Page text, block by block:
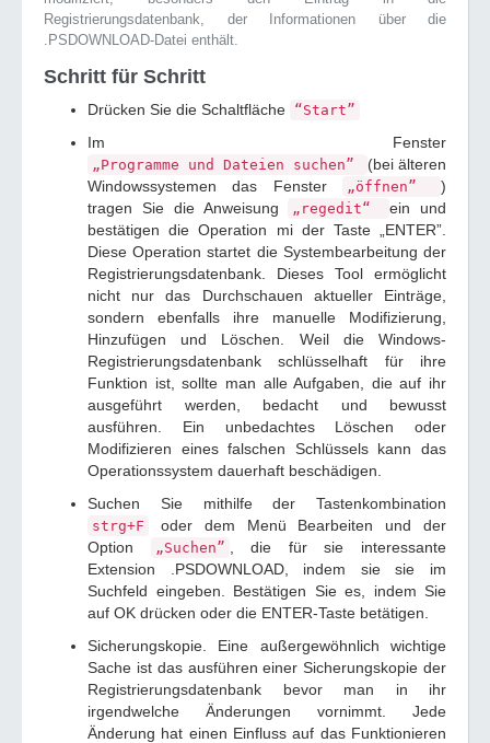
Registrierungsdatenbank, der Informationen über die
.PSDOWNLOAD-Datei enthält.
Schritt für Schritt
Drücken Sie die Schaltfläche “Start”
Im Fenster
„Programme und Dateien suchen”
(bei älteren
Windowssystemen das Fenster
„öffnen”
)
tragen Sie die Anweisung
„regedit“
ein und
bestätigen die Operation mi der Taste „ENTER”.
Diese Operation startet die Systembearbeitung der
Registrierungsdatenbank. Dieses Tool ermöglicht
nicht nur das Durchschauen aktueller Einträge,
sondern ebenfalls ihre manuelle Modifizierung,
Hinzufügen und Löschen. Weil die Windows-
Registrierungsdatenbank schlüsselhaft für ihre
Funktion ist, sollte man alle Aufgaben, die auf ihr
ausgeführt werden, bedacht und bewusst
ausführen. Ein unbedachtes Löschen oder
Modifizieren eines falschen Schlüssels kann das
Operationssystem dauerhaft beschädigen.
Suchen Sie mithilfe der Tastenkombination
strg+F
oder dem Menü Bearbeiten und der
Option
„Suchen”
, die für sie interessante
Extension .PSDOWNLOAD, indem sie sie im
Suchfeld eingeben. Bestätigen Sie es, indem Sie
auf OK drücken oder die ENTER-Taste betätigen.
Sicherungskopie. Eine außergewöhnlich wichtige
Sache ist das ausführen einer Sicherungskopie der
Registrierungsdatenbank bevor man in ihr
irgendwelche Änderungen vornimmt. Jede
Änderung hat einen Einfluss auf das Funktionieren